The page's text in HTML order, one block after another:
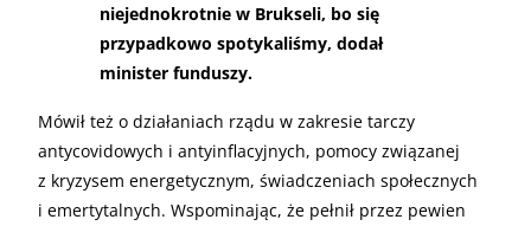
niejednokrotnie w Brukseli, bo się
przypadkowo spotykaliśmy, dodał
minister funduszy.
Mówił też o działaniach rządu w zakresie tarczy
antycovidowych i antyinflacyjnych, pomocy związanej
z kryzysem energetycznym, świadczeniach społecznych
i emertytalnych. Wspominając, że pełnił przez pewien